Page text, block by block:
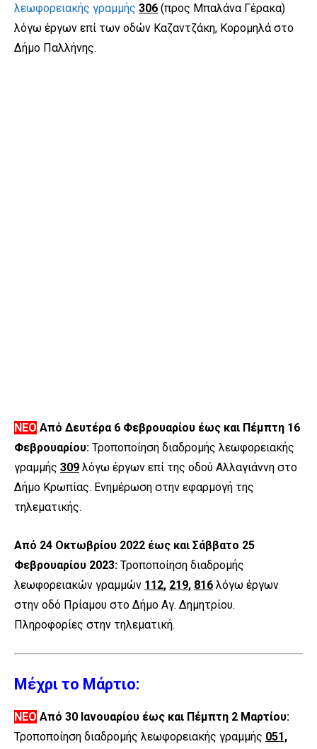
λεωφορειακής γραμμής 306 (προς Μπαλάνα Γέρακα)
λόγω έργων επί των οδών Καζαντζάκη, Κορομηλά στο
Δήμο Παλλήνης.
ΝΕΟ Από Δευτέρα 6 Φεβρουαρίου έως και Πέμπτη 16
Φεβρουαρίου: Τροποποίηση διαδρομής λεωφορειακής
γραμμής 309 λόγω έργων επί της οδού Αλλαγιάννη στο
Δήμο Κρωπίας. Ενημέρωση στην εφαρμογή της
τηλεματικής.
Από 24 Οκτωβρίου 2022 έως και Σάββατο 25
Φεβρουαρίου 2023: Τροποποίηση διαδρομής
λεωφορειακών γραμμών 112, 219, 816 λόγω έργων
στην οδό Πρίαμου στο Δήμο Αγ. Δημητρίου.
Πληροφορίες στην τηλεματική.
Μέχρι το Μάρτιο:
ΝΕΟ Από 30 Ιανουαρίου έως και Πέμπτη 2 Μαρτίου:
Τροποποίηση διαδρομής λεωφορειακής γραμμής 051,